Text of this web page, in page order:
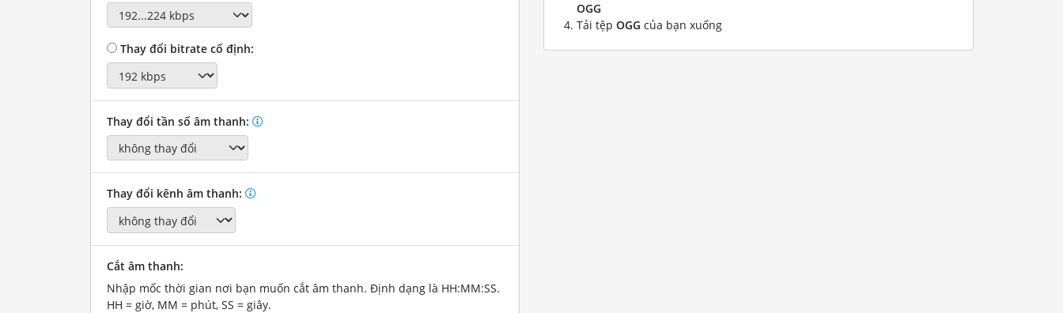
Thay đổi bitrate cố định:
Thay đổi tần số âm thanh:
Thay đổi kênh âm thanh:
Cắt âm thanh:
Nhập mốc thời gian nơi bạn muốn cắt âm thanh. Định dạng là HH:MM:SS.
HH = giờ, MM = phút, SS = giây.
OGG
Tải tệp OGG của bạn xuống